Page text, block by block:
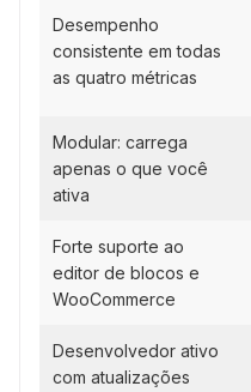
Desempenho
consistente em todas
as quatro métricas
Modular: carrega
apenas o que você
ativa
Forte suporte ao
editor de blocos e
WooCommerce
Desenvolvedor ativo
com atualizações